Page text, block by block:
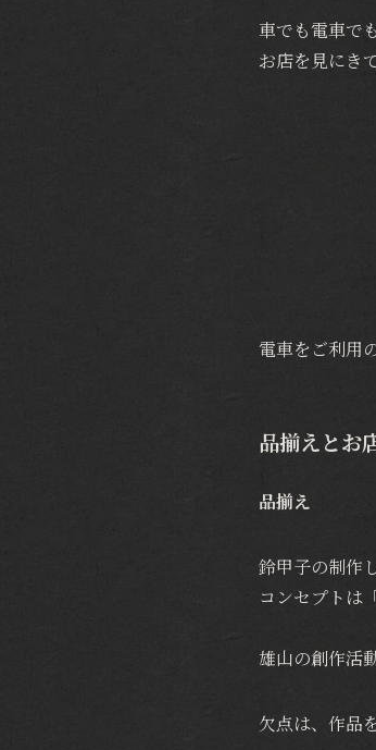
車でも電車で
お店を見にき
電車をご利用
品揃えとお
品揃え
鈴甲子の制作
コンセプトは
雄山の創作活
欠点は、作品